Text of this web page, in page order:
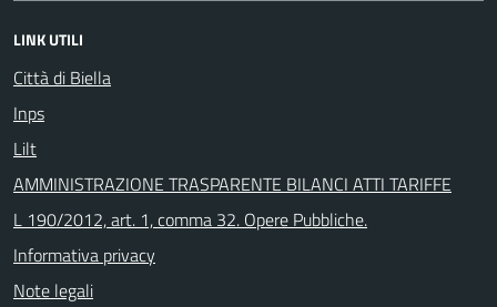
LINK UTILI
Città di Biella
Inps
Lilt
AMMINISTRAZIONE TRASPARENTE BILANCI ATTI TARIFFE
L 190/2012, art. 1, comma 32. Opere Pubbliche.
Informativa privacy
Note legali